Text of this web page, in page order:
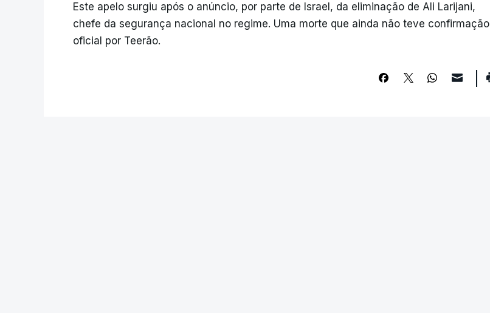
Este apelo surgiu após o anúncio, por parte de Israel, da eliminação de Ali Larijani,
chefe da segurança nacional no regime. Uma morte que ainda não teve confirmação
oficial por Teerão.